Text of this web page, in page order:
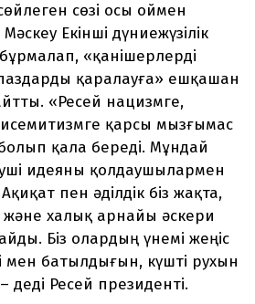
сөзі осы оймен
Екінші дүниежүзілік
«қанішерлерді
қаралауға» ешқашан
«Ресей нацизмге,
қарсы мызғымас
қала береді. Мұндай
идеяны қолдаушылармен
пен әділдік біз жақта,
және халық арнайы әскери
Біз олардың үнемі жеңіс
мен батылдығын, күшті рухын
деді Ресей президенті.